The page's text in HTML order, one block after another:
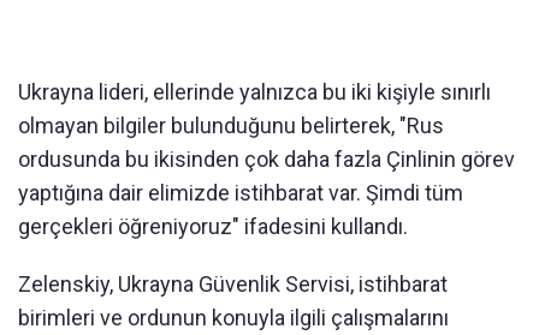
Ukrayna lideri, ellerinde yalnızca bu iki kişiyle sınırlı
olmayan bilgiler bulunduğunu belirterek, "Rus
ordusunda bu ikisinden çok daha fazla Çinlinin görev
yaptığına dair elimizde istihbarat var. Şimdi tüm
gerçekleri öğreniyoruz" ifadesini kullandı.
Zelenskiy, Ukrayna Güvenlik Servisi, istihbarat
birimleri ve ordunun konuyla ilgili çalışmalarını